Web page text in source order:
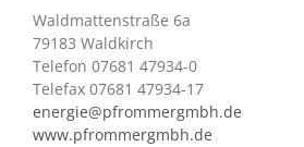
Waldmattenstraße 6a
79183 Waldkirch
Telefon 07681 47934-0
Telefax 07681 47934-17
energie@pfrommergmbh.de
www.pfrommergmbh.de